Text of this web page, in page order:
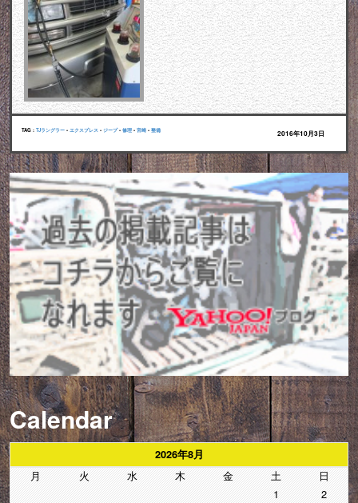
TAG : TJラングラー • エクスプレス • ジープ• 修理 • 宮崎 • 整備 2016年10月3日
Calendar
2026年8月
月 火 水 木 金 土
日
1
2